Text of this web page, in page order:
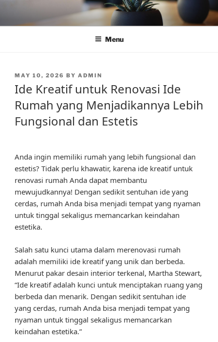
content
Menu
POSTED
ON
MAY 10, 2026 BY ADMIN
Ide Kreatif untuk Renovasi Ide
Rumah yang Menjadikannya Lebih
Fungsional dan Estetis
Anda ingin memiliki rumah yang lebih fungsional dan
estetis? Tidak perlu khawatir, karena ide kreatif untuk
renovasi rumah Anda dapat membantu
mewujudkannya! Dengan sedikit sentuhan ide yang
cerdas, rumah Anda bisa menjadi tempat yang nyaman
untuk tinggal sekaligus memancarkan keindahan
estetika.
Salah satu kunci utama dalam merenovasi rumah
adalah memiliki ide kreatif yang unik dan berbeda.
Menurut pakar desain interior terkenal, Martha Stewart,
“Ide kreatif adalah kunci untuk menciptakan ruang yang
berbeda dan menarik. Dengan sedikit sentuhan ide
yang cerdas, rumah Anda bisa menjadi tempat yang
nyaman untuk tinggal sekaligus memancarkan
keindahan estetika.”